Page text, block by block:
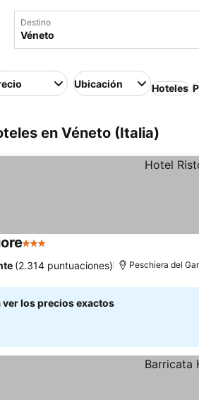
Destino
Ubicación Hoteles
en Véneto (Italia)
3 Estrellas
(2.314 puntuaciones) Peschiera del
ver los precios exactos